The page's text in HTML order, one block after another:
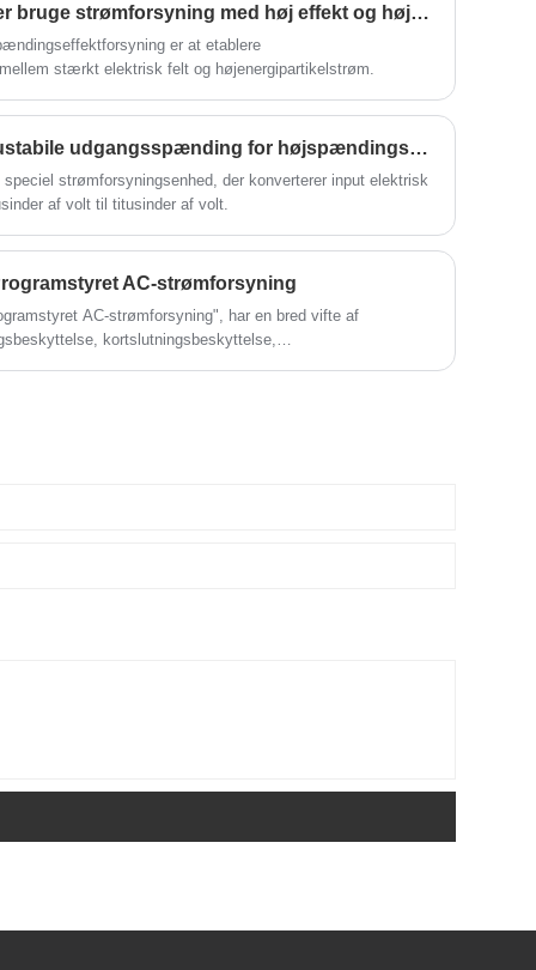
Hvorfor skal nogle enheder bruge strømforsyning med høj effekt og højspænding?
er at etablere
stærkt elektrisk felt og højenergipartikelstrøm.
Hvad er grundene til den ustabile udgangsspænding for højspændingsstrømforsyning?
strømforsyningsenhed, der konverterer input elektrisk
af volt til titusinder af volt.
AC-strømforsyning
AC-strømforsyning", har en bred vifte af
kortslutningsbeskyttelse,